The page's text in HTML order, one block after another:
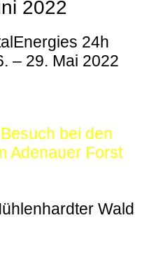
2022
24h
– 29. Mai 2022
bei den
Adenauer Forst
Wald